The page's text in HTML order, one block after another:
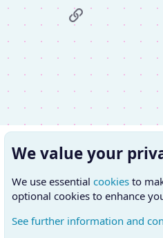
Link
We value your
We use essential cookies to
optional cookies to enhance
See further information and